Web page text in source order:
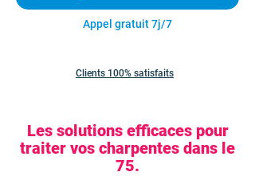
Appel gratuit 7j/7
Clients 100% satisfaits
Les solutions efficaces pour
traiter vos charpentes dans le
75.